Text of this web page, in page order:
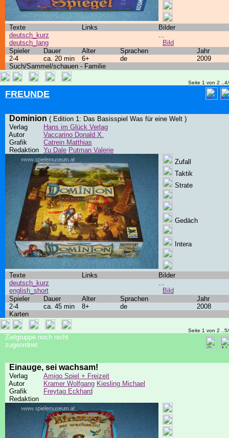
Texte Links
Bilder
deutsch_kurz
deutsch_lang
...
Bild
Spieler
Dauer Alter Sprachen
Jahr
2-4
ca. 20 min 6+ de
2009
Such/Sammel/schauen - Familie
Seite 1 von 2
FREUNDE
Dominion ( Edition 1: Das Basisspiel Was für eine Welt )
Verlag
Hans im Glück Verlag
Autor
Vaccarino Donald X.
Grafik
Catrein Matthias
Redaktion Yu Dale Putman Valerie
Zufall
Taktik
Strate
Gedäch
Intera
Texte Links
Bilder
deutsch_kurz
english_short
...
Bild
Spieler
Dauer Alter Sprachen
Jahr
2-4
ca. 45 min 8+ de
2008
Karten
Seite 1 von 2
Zielgruppe noch nicht
zugeordnet
Einauge, sei wachsam!
Verlag
Amigo Spiel + Freizeit
Autor
Kramer Wolfgang Kiesling Michael
Grafik
Freytag Eckhard
Redaktion